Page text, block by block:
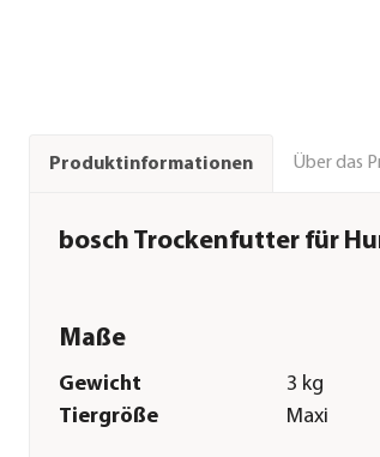
Produktinformationen Über das
bosch Trockenfutter für
Maße
Gewicht
3 kg
Tiergröße
Maxi